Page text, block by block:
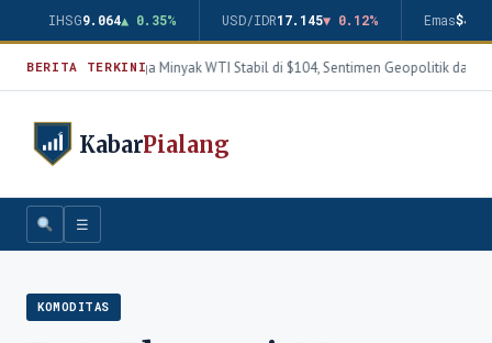
IHSG9.064▲ 0.35% USD/IDR17.145▼ 0.12% Emas
BERITA TERKINIHarga Minyak WTI Stabil di $104, Sentimen Geopolitik dan
KabarPialang
☰
KOMODITAS